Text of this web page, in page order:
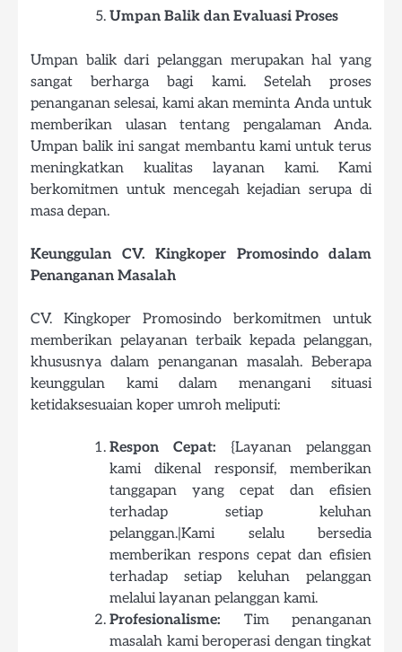
Umpan Balik dan Evaluasi Proses
Umpan balik dari pelanggan merupakan hal yang
sangat berharga bagi kami. Setelah proses
penanganan selesai, kami akan meminta Anda untuk
memberikan ulasan tentang pengalaman Anda.
Umpan balik ini sangat membantu kami untuk terus
meningkatkan kualitas layanan kami. Kami
berkomitmen untuk mencegah kejadian serupa di
masa depan.
Keunggulan CV. Kingkoper Promosindo dalam
Penanganan Masalah
CV. Kingkoper Promosindo berkomitmen untuk
memberikan pelayanan terbaik kepada pelanggan,
khususnya dalam penanganan masalah. Beberapa
keunggulan kami dalam menangani situasi
ketidaksesuaian koper umroh meliputi:
Respon Cepat: {Layanan pelanggan
kami dikenal responsif, memberikan
tanggapan yang cepat dan efisien
terhadap setiap keluhan
pelanggan.|Kami selalu bersedia
memberikan respons cepat dan efisien
terhadap setiap keluhan pelanggan
melalui layanan pelanggan kami.
Profesionalisme: Tim penanganan
masalah kami beroperasi dengan tingkat